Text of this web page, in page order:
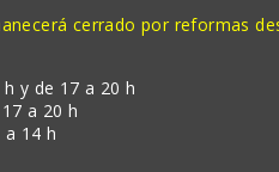
cerrado por reformas
y de 17 a 20 h
a 20 h
14 h